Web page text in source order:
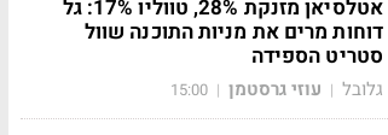
אטלסיאן מזנקת 28%, טווליו 17%: גל
דוחות מרים את מניות התוכנה שוול
סטריט הספידה
גלובל | עוזי גרסטמן |
15:00